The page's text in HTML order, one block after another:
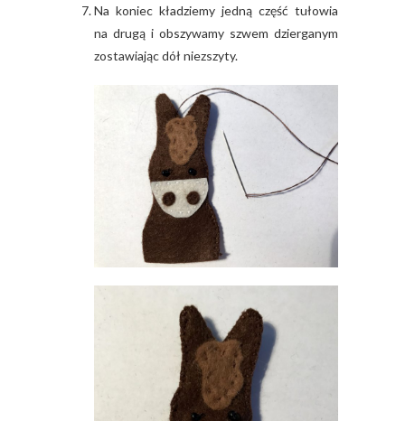
Na koniec kładziemy jedną część tułowia
na drugą i obszywamy szwem dzierganym
zostawiając dół niezszyty.